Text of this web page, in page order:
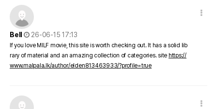
Bell
작성일
26-06-15 17:13
If you love MILF movie, this site is worth checking out. It has a solid lib
rary of material and an amazing collection of categories. site https://
www.malpala.lk/author/elden813463933/?profile=true